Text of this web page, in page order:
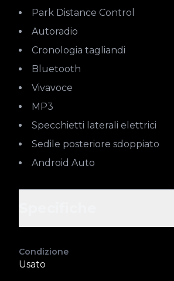
Park Distance Control
Autoradio
Cronologia tagliandi
Bluetooth
Vivavoce
MP3
Specchietti laterali elettrici
Sedile posteriore sdoppiato
Android Auto
Condizione
Usato